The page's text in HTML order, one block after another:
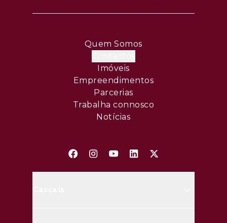
Quem Somos
Imóveis
Empreendimentos
Parcerias
Trabalha connosco
Notícias